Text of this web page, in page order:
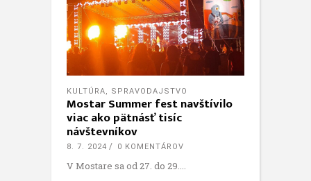
KULTÚRA, SPRAVODAJSTVO
Mostar Summer fest navštívilo
viac ako pätnásť tisíc
návštevníkov
8. 7. 2024 0 KOMENTÁROV
V Mostare sa od 27. do 29.